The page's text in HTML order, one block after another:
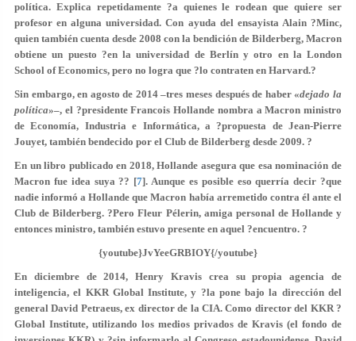
política. Explica repetidamente ?a quienes le rodean que quiere ser
profesor en alguna universidad. Con ayuda del ensayista Alain ?Minc,
quien también cuenta desde 2008 con la bendición de Bilderberg, Macron
obtiene un puesto ?en la universidad de Berlín y otro en la London
School of Economics, pero no logra que ?lo contraten en Harvard.?
Sin embargo, en agosto de 2014 –tres meses después de haber «dejado la
política»–, el ?presidente Francois Hollande nombra a Macron ministro
de Economía, Industria e Informática, a ?propuesta de Jean-Pierre
Jouyet, también bendecido por el Club de Bilderberg desde 2009. ?
En un libro publicado en 2018, Hollande asegura que esa nominación de
Macron fue idea suya ?? [7]. Aunque es posible eso querría decir ?que
nadie informó a Hollande que Macron había arremetido contra él ante el
Club de Bilderberg. ?Pero Fleur Pélerin, amiga personal de Hollande y
entonces ministro, también estuvo presente en aquel ?encuentro. ?
{youtube}JvYeeGRBIOY{/youtube}
En diciembre de 2014, Henry Kravis crea su propia agencia de
inteligencia, el KKR Global Institute, y ?la pone bajo la dirección del
general David Petraeus, ex director de la CIA. Como director del KKR ?
Global Institute, utilizando los medios privados de Kravis (el fondo de